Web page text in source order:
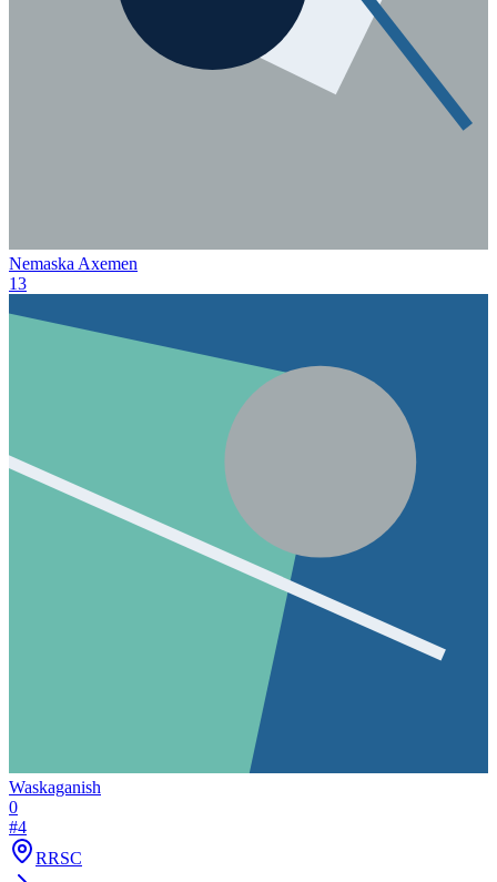
Nemaska Axemen
13
Waskaganish
0
#4
RRSC